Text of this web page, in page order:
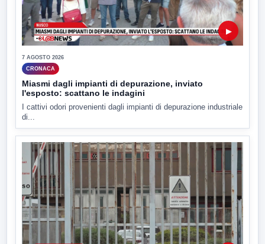
▶
7 AGOSTO 2026
CRONACA
Miasmi dagli impianti di depurazione, inviato
l'esposto: scattano le indagini
I cattivi odori provenienti dagli impianti di depurazione industriale
di...